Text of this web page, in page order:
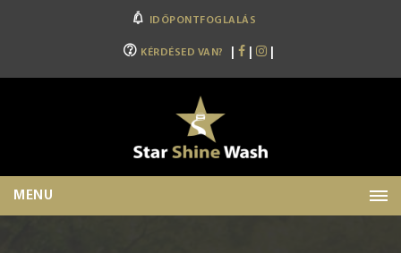
IDŐPONTFOGLALÁS
KÉRDÉSED VAN? | |
MENU